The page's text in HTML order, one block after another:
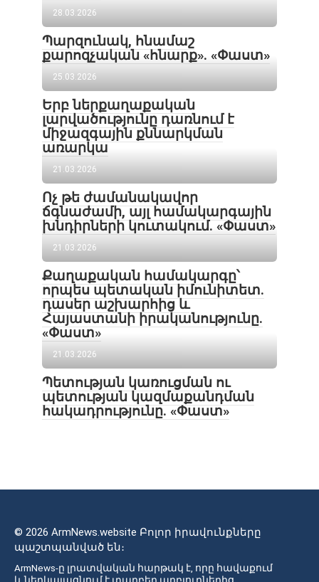
28.03.2026
Պարզունակ, հնամաշ
քարոզչական «հնարք». «Փաստ»
25.03.2026
Երբ ներքաղաքական
լարվածությունը դառնում է
միջազգային քննարկման
առարկա
21.03.2026
Ոչ թե ժամանակավոր
ճգնաժամի, այլ համակարգային
խնդիրների կուտակում. «Փաստ»
21.03.2026
Քաղաքական համակարգը՝
որպես պետական իմունիտետ.
դասեր աշխարհից և
Հայաստանի իրականությունը.
«Փաստ»
21.03.2026
Պետության կառուցման ու
պետության կազմաքանդման
հակադրությունը. «Փաստ»
© 2026 ArmNews.website Բոլոր իրավունքները
պաշտպանված են։
ArmNews-ը լրատվական հարթակ է, որը հավաքում